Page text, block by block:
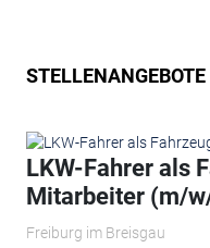
STELLENANGEBOTE
LKW-Fahrer als
Mitarbeiter (m/
Freiburg im Breisgau